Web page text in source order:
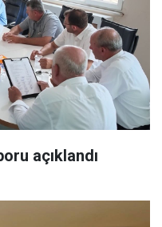
açıklandı